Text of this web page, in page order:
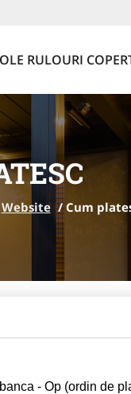
RULOURI
Website /Cum
- Op (ordin de